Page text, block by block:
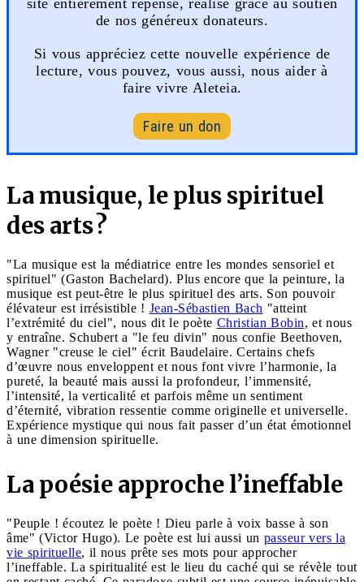
de nos généreux donateurs.
Si vous appréciez cette nouvelle expérience de
lecture, vous pouvez, vous aussi, nous aider à
faire vivre Aleteia.
Faire un don
La musique, le plus spirituel
des arts ?
"La musique est la médiatrice entre les mondes sensoriel et
spirituel" (Gaston Bachelard). Plus encore que la peinture, la
musique est peut-être le plus spirituel des arts. Son pouvoir
élévateur est irrésistible ! Jean-Sébastien Bach "atteint
l’extrémité du ciel", nous dit le poète Christian Bobin, et nous
y entraîne. Schubert a "le feu divin" nous confie Beethoven,
Wagner "creuse le ciel" écrit Baudelaire. Certains chefs
d’œuvre nous enveloppent et nous font vivre l’harmonie, la
pureté, la beauté mais aussi la profondeur, l’immensité,
l’intensité, la verticalité et parfois même un sentiment
d’éternité, vibration ressentie comme originelle et universelle.
Expérience mystique qui nous fait passer d’un état émotionnel
à une dimension spirituelle.
La poésie approche l’ineffable
"Peuple ! écoutez le poète ! Dieu parle à voix basse à son
âme" (Victor Hugo). Le poète est lui aussi un passeur vers la
vie spirituelle, il nous prête ses mots pour approcher
l’ineffable. La spiritualité est le lieu du caché qui se révèle tout